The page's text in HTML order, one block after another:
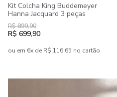
Kit Colcha King Buddemeyer
Hanna Jacquard 3 peças
R$ 899,90
R$ 699,90
ou em 6x de R$ 116,65 no cartão